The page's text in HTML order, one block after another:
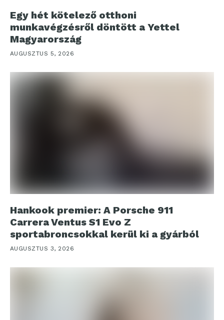
Egy hét kötelező otthoni
munkavégzésről döntött a Yettel
Magyarország
AUGUSZTUS 5, 2026
Hankook premier: A Porsche 911
Carrera Ventus S1 Evo Z
sportabroncsokkal kerül ki a gyárból
AUGUSZTUS 3, 2026